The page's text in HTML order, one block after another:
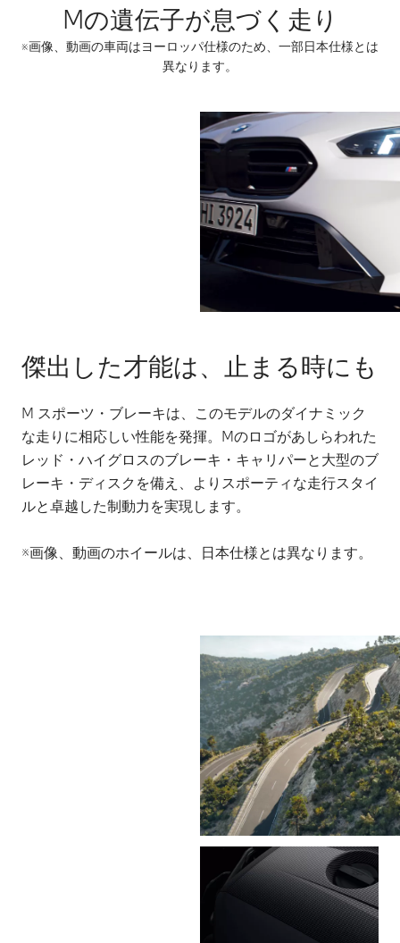
Mの遺伝子が息づく走り
※画像、動画の車両はヨーロッパ仕様のため、一部日本仕様とは
異なります。
傑出した才能は、止まる時にも
M スポーツ・ブレーキは、このモデルのダイナミック
な走りに相応しい性能を発揮。Mのロゴがあしらわれた
レッド・ハイグロスのブレーキ・キャリパーと大型のブ
レーキ・ディスクを備え、よりスポーティな走行スタイ
ルと卓越した制動力を実現します。
※画像、動画のホイールは、日本仕様とは異なります。